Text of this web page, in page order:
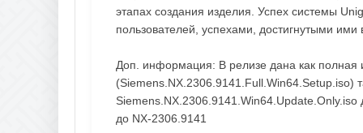
этапах создания изделия. Успех системы
пользователей, успехами, достигнутыми ими
Доп. информация: В релизе дана как полная
(Siemens.NX.2306.9141.Full.Win64.Setup.iso)
до NX-2306.9141